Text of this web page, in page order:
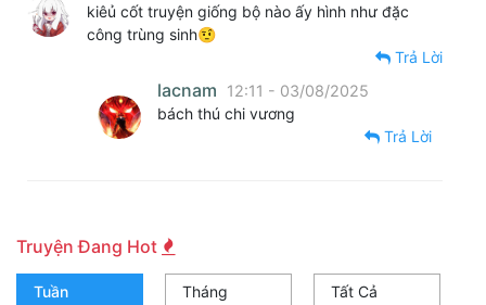
kiêủ cốt truyện giống bộ nào ấy hình như đặc
công trùng sinh🤨
Trả Lời
lacnam
12:11 - 03/08/2025
bách thú chi vương
Trả Lời
Truyện Đang Hot
Tuần Tháng Tất Cả